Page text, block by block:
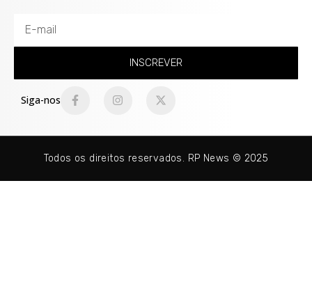
INSCREVER
Siga-nos
Todos os direitos reservados. RP News © 2025